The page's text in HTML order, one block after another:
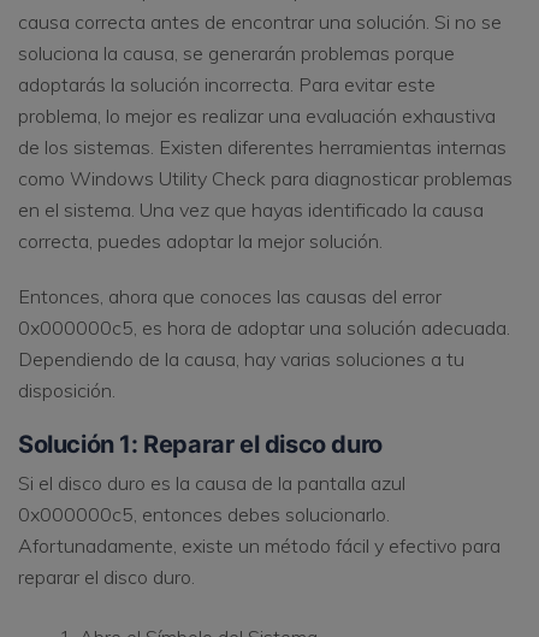
causa correcta antes de encontrar una solución. Si no se
soluciona la causa, se generarán problemas porque
adoptarás la solución incorrecta. Para evitar este
problema, lo mejor es realizar una evaluación exhaustiva
de los sistemas. Existen diferentes herramientas internas
como Windows Utility Check para diagnosticar problemas
en el sistema. Una vez que hayas identificado la causa
correcta, puedes adoptar la mejor solución.
Entonces, ahora que conoces las causas del error
0x000000c5, es hora de adoptar una solución adecuada.
Dependiendo de la causa, hay varias soluciones a tu
disposición.
Solución 1: Reparar el disco duro
Si el disco duro es la causa de la pantalla azul
0x000000c5, entonces debes solucionarlo.
Afortunadamente, existe un método fácil y efectivo para
reparar el disco duro.